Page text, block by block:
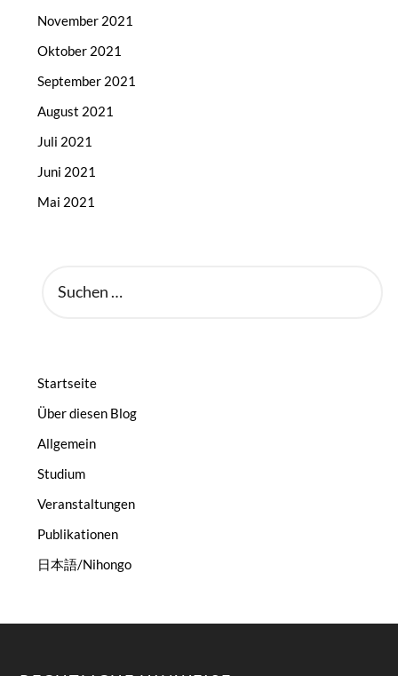
November 2021
Oktober 2021
September 2021
August 2021
Juli 2021
Juni 2021
Mai 2021
NACH:
Startseite
Über diesen Blog
Allgemein
Studium
Veranstaltungen
Publikationen
日本語/Nihongo